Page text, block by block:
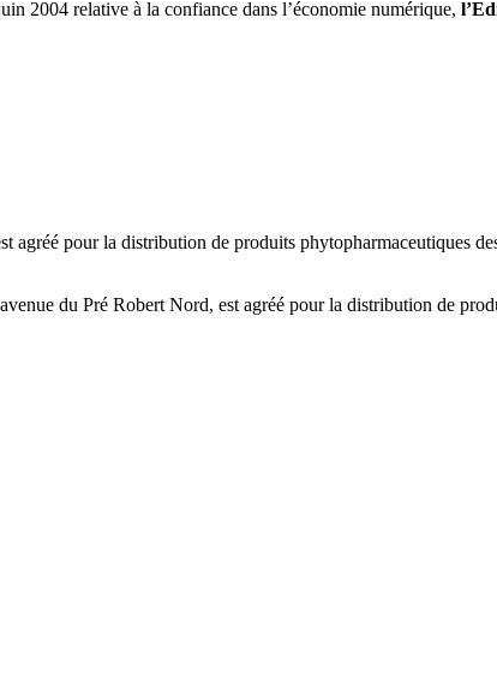
2004 relative à la confiance dans l’économie numérique,
pour la distribution de produits phytopharmaceutiques
du Pré Robert Nord, est agréé pour la distribution de